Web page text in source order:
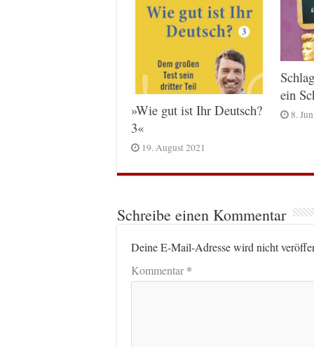
»Wie gut ist Ihr Deutsch?
3«
19. August 2021
ein
8.
Schreibe einen Kommentar
Deine E-Mail-Adresse wird nicht
Kommentar*